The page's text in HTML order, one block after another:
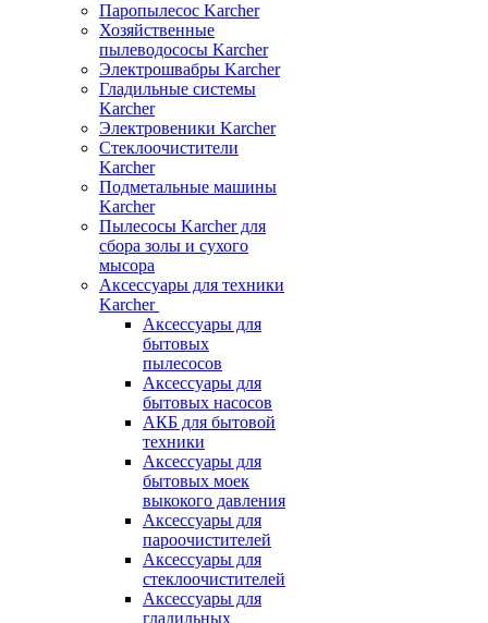
Паропылесос Karcher
Хозяйственные
пылеводососы Karcher
Электрошвабры Karcher
Гладильные системы
Karcher
Электровеники Karcher
Стеклоочистители
Karcher
Подметальные машины
Karcher
Пылесосы Karcher для
сбора золы и сухого
мысора
Аксессуары для техники
Karcher
Аксессуары для
бытовых
пылесосов
Аксессуары для
бытовых насосов
АКБ для бытовой
техники
Аксессуары для
бытовых моек
выкокого давления
Аксессуары для
пароочистителей
Аксессуары для
стеклоочистителей
Аксессуары для
гладильных